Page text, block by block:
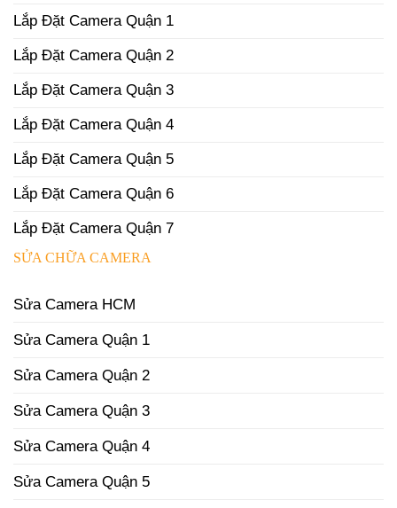
Lắp Đặt Camera Quận 1
Lắp Đặt Camera Quận 2
Lắp Đặt Camera Quận 3
Lắp Đặt Camera Quận 4
Lắp Đặt Camera Quận 5
Lắp Đặt Camera Quận 6
Lắp Đặt Camera Quận 7
SỬA CHỮA CAMERA
Sửa Camera HCM
Sửa Camera Quận 1
Sửa Camera Quận 2
Sửa Camera Quận 3
Sửa Camera Quận 4
Sửa Camera Quận 5